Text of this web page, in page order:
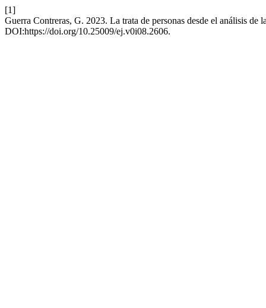
[1]
Guerra Contreras, G. 2023. La trata de personas desde el análisis de
DOI:https://doi.org/10.25009/ej.v0i08.2606.